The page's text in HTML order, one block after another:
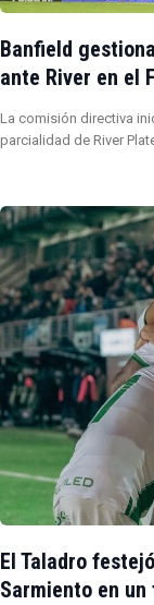
Banfield
ante River en el
La comisión directiva
parcialidad de River
El Taladro
Sarmiento en